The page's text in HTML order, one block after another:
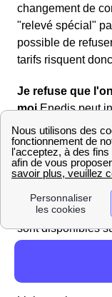
changement de
"relevé spécial"
possible de
tarifs risquent
Je refuse que
moiEnedis peut
présence dès lors
entrer dans votre
l'on installe ce
envoyant une
réception à
pose à
sont disponibles
Toutes les